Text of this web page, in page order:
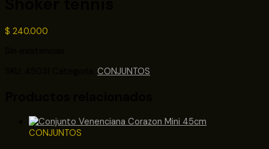
$ 240.000
CONJUNTOS
CONJUNTOS